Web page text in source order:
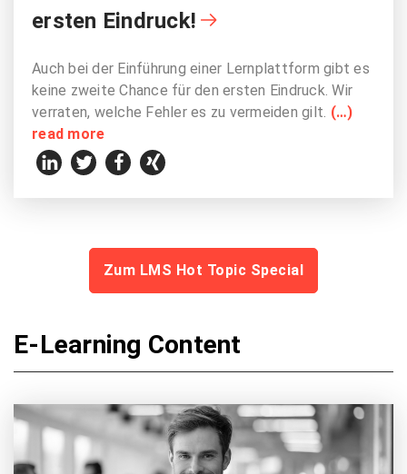
ersten Eindruck!
Auch bei der Einführung einer Lernplattform gibt es
keine zweite Chance für den ersten Eindruck. Wir
verraten, welche Fehler es zu vermeiden gilt. (…)
read more
Zum LMS Hot Topic Special
E-Learning Content